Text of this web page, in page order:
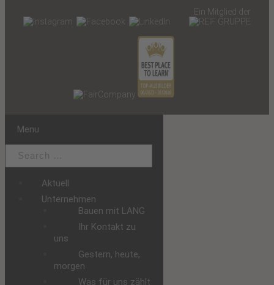
Ein Mitglied der
Menu
Aktuell
Unternehmen
Bauen mit LANG
Ihr Kontakt zu
uns
Gestern, heute,
morgen
Was für uns zählt